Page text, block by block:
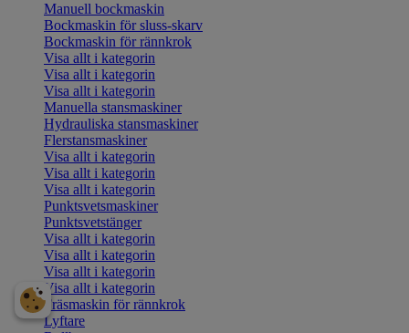
Manuell bockmaskin
Bockmaskin för sluss-skarv
Bockmaskin för rännkrok
Visa allt i kategorin
Visa allt i kategorin
Visa allt i kategorin
Manuella stansmaskiner
Hydrauliska stansmaskiner
Flerstansmaskiner
Visa allt i kategorin
Visa allt i kategorin
Visa allt i kategorin
Punktsvetsmaskiner
Punktsvetstänger
Visa allt i kategorin
Visa allt i kategorin
Visa allt i kategorin
Visa allt i kategorin
Fräsmaskin för rännkrok
Lyftare